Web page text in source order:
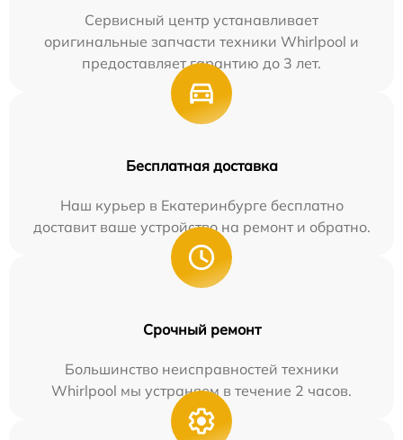
Сервисный центр устанавливает
оригинальные запчасти техники Whirlpool и
предоставляет гарантию до 3 лет.
Бесплатная доставка
Наш курьер в Екатеринбурге бесплатно
доставит ваше устройство на ремонт и обратно.
Срочный ремонт
Большинство неисправностей техники
Whirlpool мы устраняем в течение 2 часов.